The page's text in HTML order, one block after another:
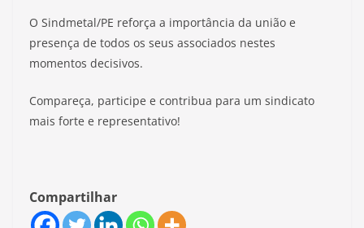
O Sindmetal/PE reforça a importância da união e
presença de todos os seus associados nestes
momentos decisivos.
Compareça, participe e contribua para um sindicato
mais forte e representativo!
Compartilhar